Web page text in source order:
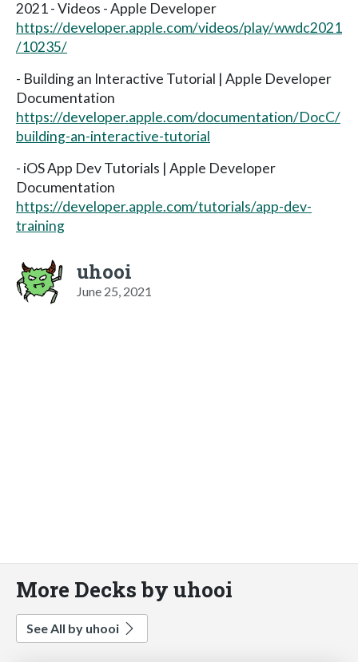
2021 - Videos - Apple Developer
https://developer.apple.com/videos/play/wwdc2021
/10235/
- Building an Interactive Tutorial | Apple Developer
Documentation
https://developer.apple.com/documentation/DocC/
building-an-interactive-tutorial
- iOS App Dev Tutorials | Apple Developer
Documentation
https://developer.apple.com/tutorials/app-dev-
training
uhooi
June 25, 2021
More Decks by uhooi
See All by uhooi